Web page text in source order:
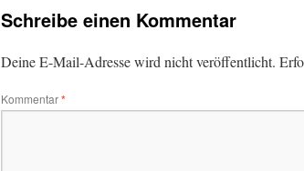
Schreibe einen Kommentar
Deine E-Mail-Adresse wird nicht veröffentlicht.
Kommentar*